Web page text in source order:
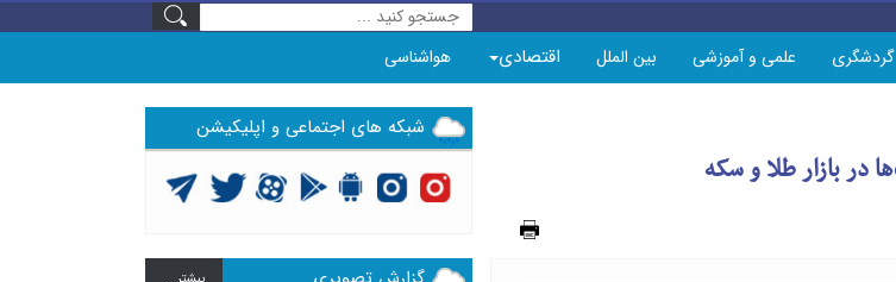
گردشگری علمی و آموزشی بین الملل اقتصادی هواشناسی
شبکه های اجتماعی و اپلیکیشن